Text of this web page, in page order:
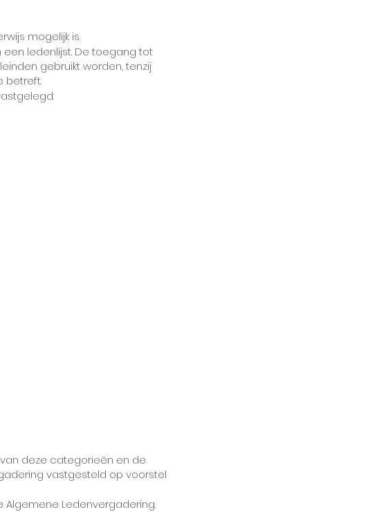
mogelijk is.
ledenlijst. De toegang tot
gebruikt worden, tenzij
betreft.
deze categorieën en de
vastgesteld op voorstel
Ledenvergadering.